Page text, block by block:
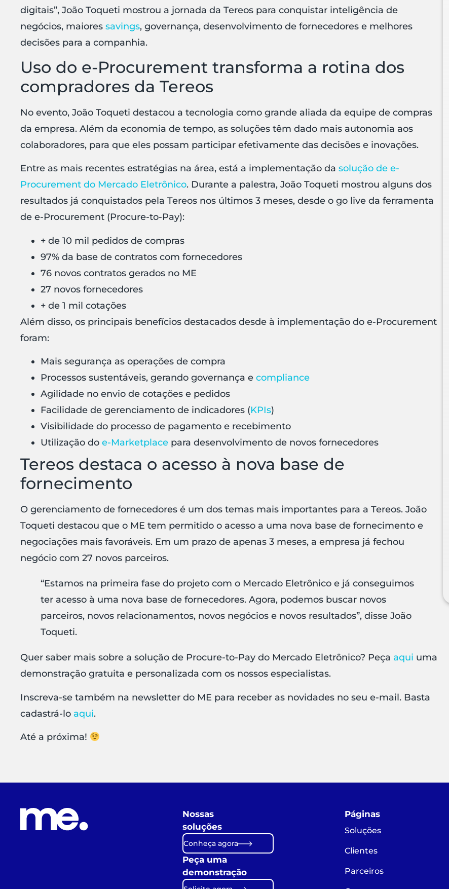
digitais”, João Toqueti mostrou a jornada da Tereos para conquistar inteligência de
negócios, maiores savings, governança, desenvolvimento de fornecedores e melhores
decisões para a companhia.
Uso do e-Procurement transforma a rotina dos
compradores da Tereos
No evento, João Toqueti destacou a tecnologia como grande aliada da equipe de compras
da empresa. Além da economia de tempo, as soluções têm dado mais autonomia aos
colaboradores, para que eles possam participar efetivamente das decisões e inovações.
Entre as mais recentes estratégias na área, está a implementação da solução de e-
Procurement do Mercado Eletrônico. Durante a palestra, João Toqueti mostrou alguns dos
resultados já conquistados pela Tereos nos últimos 3 meses, desde o go live da ferramenta
de e-Procurement (Procure-to-Pay):
+ de 10 mil pedidos de compras
97% da base de contratos com fornecedores
76 novos contratos gerados no ME
27 novos fornecedores
+ de 1 mil cotações
Além disso, os principais benefícios destacados desde à implementação do e-Procurement
foram:
Mais segurança as operações de compra
Processos sustentáveis, gerando governança e compliance
Agilidade no envio de cotações e pedidos
Facilidade de gerenciamento de indicadores (KPIs)
Visibilidade do processo de pagamento e recebimento
Utilização do e-Marketplace para desenvolvimento de novos fornecedores
Tereos destaca o acesso à nova base de
fornecimento
O gerenciamento de fornecedores é um dos temas mais importantes para a Tereos. João
Toqueti destacou que o ME tem permitido o acesso a uma nova base de fornecimento e
negociações mais favoráveis. Em um prazo de apenas 3 meses, a empresa já fechou
negócio com 27 novos parceiros.
“Estamos na primeira fase do projeto com o Mercado Eletrônico e já conseguimos
ter acesso à uma nova base de fornecedores. Agora, podemos buscar novos
parceiros, novos relacionamentos, novos negócios e novos resultados”, disse João
Toqueti.
Quer saber mais sobre a solução de Procure-to-Pay do Mercado Eletrônico? Peça aqui uma
demonstração gratuita e personalizada com os nossos especialistas.
Inscreva-se também na newsletter do ME para receber as novidades no seu e-mail. Basta
cadastrá-lo aqui.
Até a próxima!
Nossas
soluções
Conheça agora
Peça uma
demonstração
Páginas
Soluções
Clientes
Parceiros